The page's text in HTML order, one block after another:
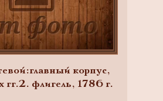
корпус,
гг.2. флигель, 1786 г.